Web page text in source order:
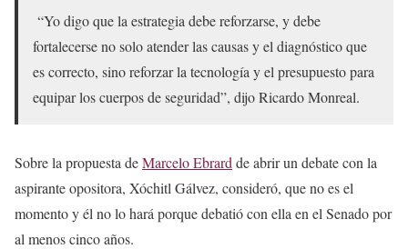
“Yo digo que la estrategia debe reforzarse, y debe
fortalecerse no solo atender las causas y el diagnóstico que
es correcto, sino reforzar la tecnología y el presupuesto para
equipar los cuerpos de seguridad”, dijo Ricardo Monreal.
Sobre la propuesta deMarcelo Ebrard de abrir un debate con la
aspirante opositora, Xóchitl Gálvez, consideró, que no es el
momento y él no lo hará porque debatió con ella en el Senado por
al menos cinco años.